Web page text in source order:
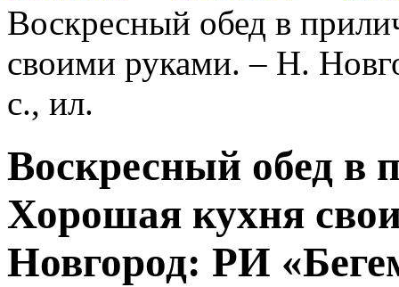
Воскресный обед в
своими руками. – Н.
с., ил.
Воскресный обед в
Хорошая кухня
Новгород: РИ